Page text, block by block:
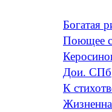
Богатая
Поющее
Дои. СПб
К